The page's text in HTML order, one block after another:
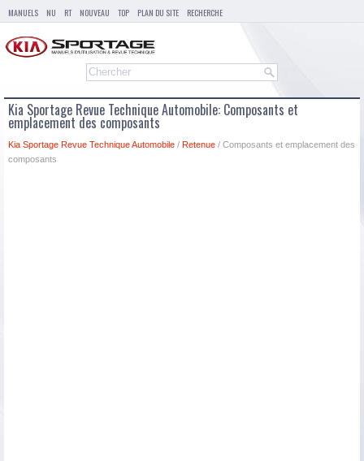
MANUELS NU RT NOUVEAU TOP PLAN DU SITE RECHERCHE
Kia Sportage Revue Technique Automobile: Composants et
emplacement des composants
Kia Sportage Revue Technique Automobile / Retenue / Composants et emplacement des
composants